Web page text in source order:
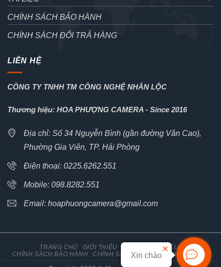
CHÍNH SÁCH BẢO HÀNH
CHÍNH SÁCH ĐỔI TRẢ HÀNG
LIÊN HỆ
CÔNG TY TNHH TM CÔNG NGHỆ NHÂN LỘC
Thương hiệu: HOA PHƯỢNG CAMERA - Since 2016
Địa chỉ: Số 34 Nguyễn Bình (gần đường Văn Cao),
Phường Gia Viên, TP. Hải Phòng
Điện thoại: 0225.6262.551
Mobile: 098.8282.551
Email: hoaphuongcamera@gmail.com
Xin chào
TRANG CHỦ GIỚI THIỆU
TÀI LIỆU
CHÍNH SÁCH BẢO HÀNH
CHÍNH SÁCH ĐỔI TRẢ HÀNG LIÊN HỆ